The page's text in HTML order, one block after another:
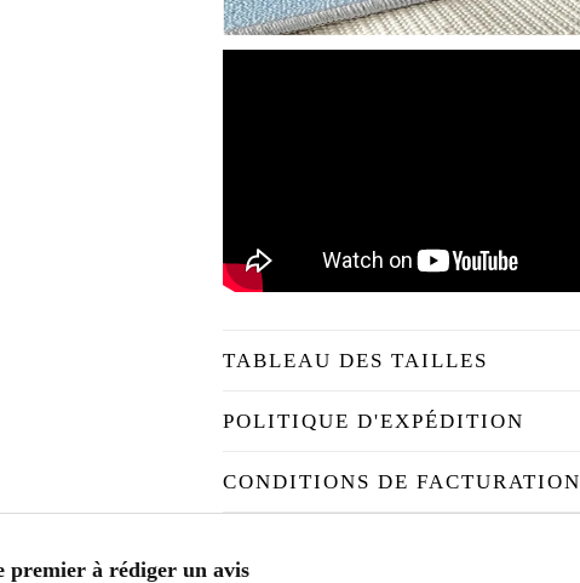
TABLEAU DES TAILLES
POLITIQUE D'EXPÉDITION
CONDITIONS DE FACTURATION
premier à rédiger un avis